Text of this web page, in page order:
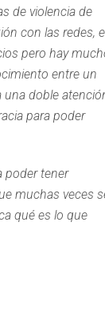
de violencia de
con las redes,
pero hay
entre un
una doble
para poder
poder tener
muchas veces
qué es lo que